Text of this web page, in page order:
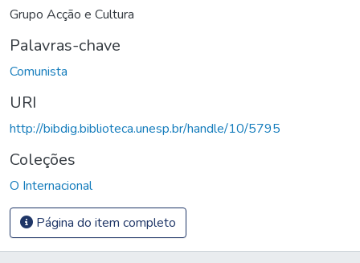
Grupo Acção e Cultura
Palavras-chave
Comunista
URI
http://bibdig.biblioteca.unesp.br/handle/10/5795
Coleções
O Internacional
Página do item completo